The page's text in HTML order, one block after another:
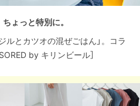
ちょっと特別に。
ルとカツオの混ぜごはん」。コラ
by キリンビール］